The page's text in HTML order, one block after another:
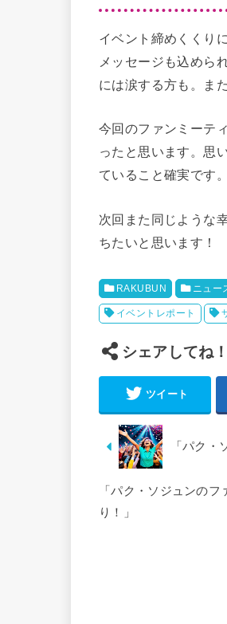
イベント締めくくり
メッセージも込めら
には涙する方も。ま
今回のファンミーテ
ったと思います。思
ていること確実です。
次回また同じような
ちたいと思います！
RAKUBUN ニュー
イベントレポート
シェアしてね！
ツイート
「パク・
「パク・ソジュンの
り！」